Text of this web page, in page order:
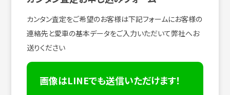
カンタン査定をご希望のお客様は下記フォームにお客様の
連絡先と愛車の基本データをご入力いただいて弊社へお
送りください
画像はLINEでも送信いただけます！